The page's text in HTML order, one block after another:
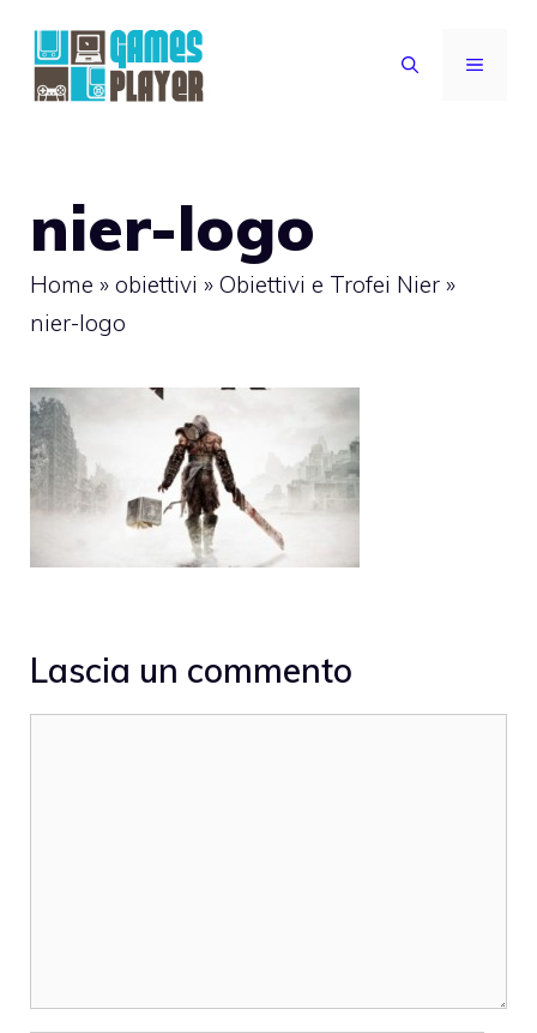
contenuto
MENU
nier-logo
Home » obiettivi » Obiettivi e Trofei Nier »
nier-logo
Lascia un commento